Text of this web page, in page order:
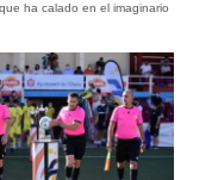
ha calado en el imaginario